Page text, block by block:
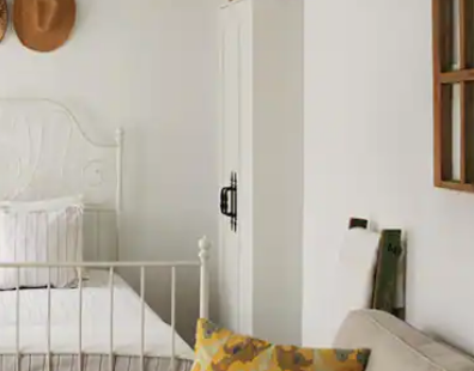
je de pijltjestoetsen omhoog en omlaag, óf door te tikken